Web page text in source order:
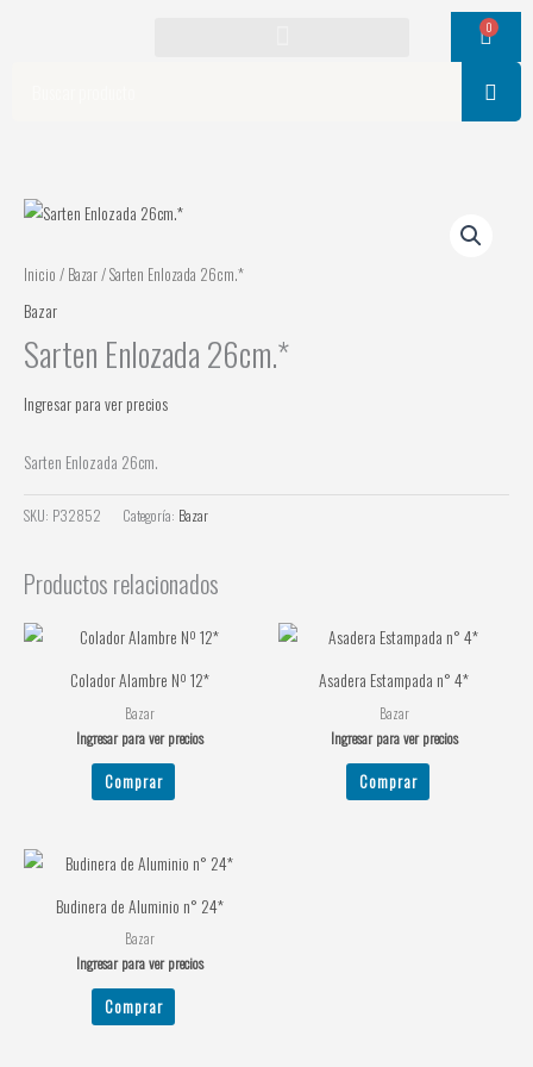
0
Cart
Inicio / Bazar/ Sarten Enlozada 26cm.*
Bazar
Sarten Enlozada 26cm.*
Ingresar para ver precios
Sarten Enlozada 26cm.
SKU: P32852 Categoría: Bazar
Productos relacionados
Colador Alambre Nº 12*
Bazar
Ingresar para ver precios
Comprar
Asadera Estampada n° 4*
Bazar
Ingresar para ver precios
Comprar
Budinera de Aluminio n° 24*
Bazar
Ingresar para ver precios
Comprar